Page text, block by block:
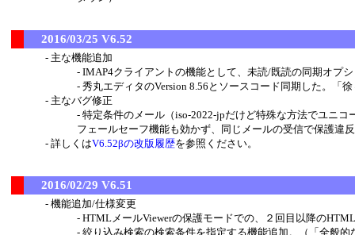
2016/03/25 V6.52
主な機能追加
IMAP4クライアントの機能として、未読/既読の同期オプ
秀丸エディタのVersion 8.56とソースコード同期した。「
主なバグ修正
特定条件のメール（iso-2022-jpだけど特殊な方法でユニ
フェールセーフ機能も効かず、同じメールの受信で保護違
詳しくはV6.52βの改版履歴を参照ください。
2016/02/29 V6.51
機能追加/仕様変更
HTMLメールViewerの保護モードでの、２回目以降の
絞り込み検索の検索条件を指定する機能追加。（「全般